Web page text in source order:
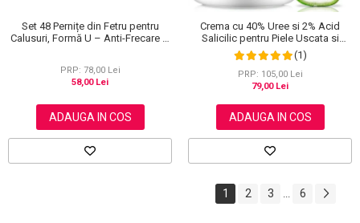
Set 48 Pernițe din Fetru pentru
Calusuri, Formă U – Anti-Frecare și
PRP: 78,00 Lei
58,00 Lei
ADAUGA IN COS
Crema cu 40% Uree si 2% Acid
Salicilic pentru Piele Uscata si
Crapata – Ingrijire Picioare si Maini,
150 g
(1)
PRP: 105,00 Lei
79,00 Lei
ADAUGA IN COS
1 2 3 6